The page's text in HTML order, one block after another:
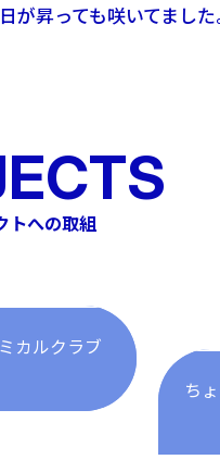
が昇っても咲いてまし
トへの取組
カルクラブ
ち